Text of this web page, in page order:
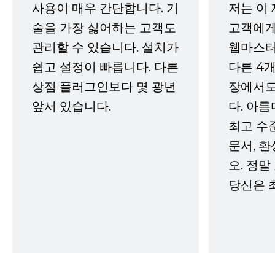
사용이 매우 간단합니다. 기
술을 가장 싫어하는 고객도
관리할 수 있습니다. 설치가
쉽고 설정이 빠릅니다. 다른
상점 플러그인보다 몇 광년
앞서 있습니다.
저는 이
고객에
웹마스
다른 4
장에서
다. 아름
최고 수
문서,
오. 정
당신은